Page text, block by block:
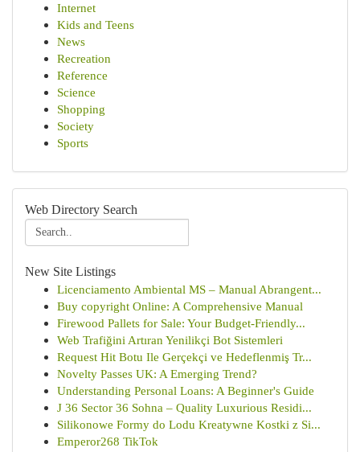
Internet
Kids and Teens
News
Recreation
Reference
Science
Shopping
Society
Sports
Web Directory Search
New Site Listings
Licenciamento Ambiental MS – Manual Abrangent...
Buy copyright Online: A Comprehensive Manual
Firewood Pallets for Sale: Your Budget-Friendly...
Web Trafiğini Artıran Yenilikçi Bot Sistemleri
Request Hit Botu Ile Gerçekçi ve Hedeflenmiş Tr...
Novelty Passes UK: A Emerging Trend?
Understanding Personal Loans: A Beginner's Guide
J 36 Sector 36 Sohna – Quality Luxurious Residi...
Silikonowe Formy do Lodu Kreatywne Kostki z Si...
Emperor268 TikTok